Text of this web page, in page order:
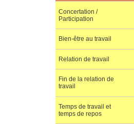
Concertation /
Participation
Bien-être au travail
Relation de travail
Fin de la relation de
travail
Temps de travail et
temps de repos